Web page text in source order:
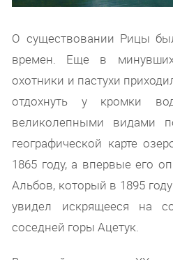
О существовании Рицы
времен. Еще в
охотники и пастухи
отдохнуть у кромки
великолепными видами
географической карте
1865 году, а впервые его
Альбов, который в 1895
увидел искрящееся на
соседней горы Ацетук.